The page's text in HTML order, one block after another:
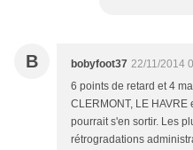
B bobyfoot37 22/11/2014
6 points de retard et 4
CLERMONT, LE HAVRE
pourrait s'en sortir. Les
rétrogradations